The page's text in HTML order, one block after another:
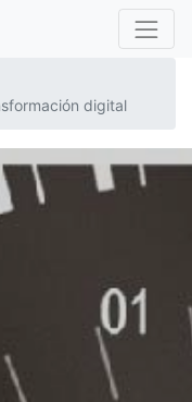
digital